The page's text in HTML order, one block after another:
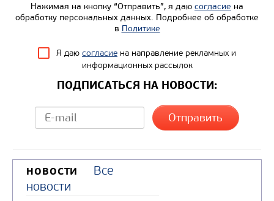
Нажимая на кнопку “Отправить”, я даю согласие на
обработку персональных данных. Подробнее об обработке
в Политике
Я даю согласие на направление рекламных и
информационных рассылок
ПОДПИСАТЬСЯ НА НОВОСТИ:
НОВОСТИ
Все
новости